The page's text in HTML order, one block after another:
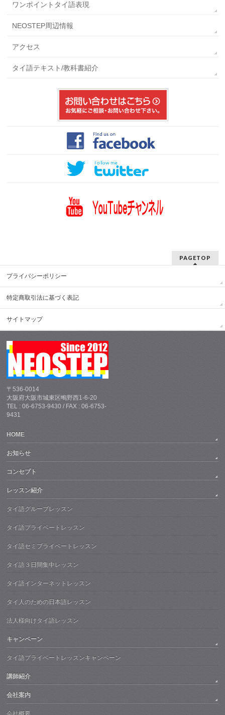
ワンポイントタイ語表現
NEOSTEP周辺情報
アクセス
タイ語テキスト/教科書紹介
PAGETOP
プライバシーポリシー
特定商取引法に基づく表記
サイトマップ
〒536-0014
大阪府大阪市城東区鴫野西1-6-20
TEL : 06-6753-9430 / FAX : 06-6753-
9431
HOME
お知らせ
コンセプト
レッスン紹介
タイ語グループレッスン
タイ語プライベートレッスン
タイ語セミプライベートレッスン
タイ語３日間集中レッスン
タイ語インターネットレッスン
タイ人のための日本語レッスン
法人様向けタイ語レッスン
キャンペーン
タイ語プライベートレッスンキャンペーン
講師紹介
会社案内